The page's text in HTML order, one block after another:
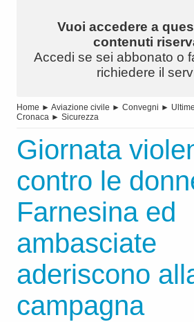
Vuoi accedere a
contenuti
Accedi se sei abbonato o
richiedere il
Home ► Aviazione civile ► Convegni ►
Cronaca ► Sicurezza
Giornata
contro le
Farnesina ed
ambasciate
aderiscono
campagna